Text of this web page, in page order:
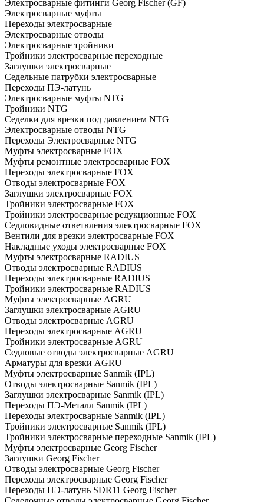
Электросварные фитинги Georg Fischer (GF)
Электросварные муфты
Переходы электросварные
Электросварные отводы
Электросварные тройники
Тройники электросварные переходные
Заглушки электросварные
Седельные патрубки электросварные
Переходы ПЭ-латунь
Электросварные муфты NTG
Тройники NTG
Седелки для врезки под давлением NTG
Электросварные отводы NTG
Переходы Электросварные NTG
Муфты электросварные FOX
Муфты ремонтные электросварные FOX
Переходы электросварные FOX
Отводы электросварные FOX
Заглушки электросварные FOX
Тройники электросварные FOX
Тройники электросварные редукционные FOX
Седловидные ответвления электросварные FOX
Вентили для врезки электросварные FOX
Накладные уходы электросварные FOX
Муфты электросварные RADIUS
Отводы электросварные RADIUS
Переходы электросварные RADIUS
Тройники электросварные RADIUS
Муфты электросварные AGRU
Заглушки электросварные AGRU
Отводы электросварные AGRU
Переходы электросварные AGRU
Тройники электросварные AGRU
Седловые отводы электросварные AGRU
Арматуры для врезки AGRU
Муфты электросварные Sanmik (IPL)
Отводы электросварные Sanmik (IPL)
Заглушки электросварные Sanmik (IPL)
Переходы ПЭ-Металл Sanmik (IPL)
Переходы электросварные Sanmik (IPL)
Тройники электросварные Sanmik (IPL)
Тройники электросварные переходные Sanmik (IPL)
Муфты электросварные Georg Fischer
Заглушки Georg Fischer
Отводы электросварные Georg Fischer
Переходы электросварные Georg Fischer
Переходы ПЭ-латунь SDR11 Georg Fischer